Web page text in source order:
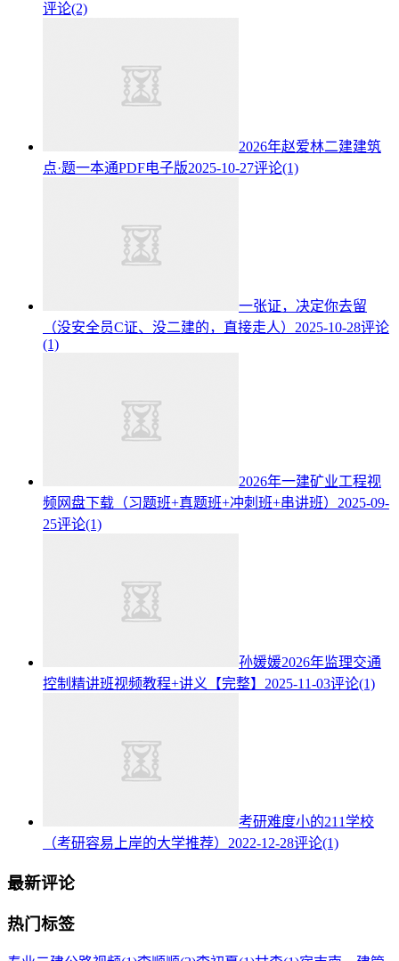
评论(2)
2026年赵爱林二建建筑
点·题一本通PDF电子版2025-10-27评论(1)
一张证，决定你去留
（没安全员C证、没二建的，直接走人） 2025-10-28评论
(1)
2026年一建矿业工程视
频网盘下载（习题班+真题班+冲刺班+串讲班） 2025-09-
25评论(1)
孙媛媛2026年监理交通
控制精讲班视频教程+讲义【完整】 2025-11-03评论(1)
考研难度小的211学校
（考研容易上岸的大学推荐） 2022-12-28评论(1)
最新评论
热门标签